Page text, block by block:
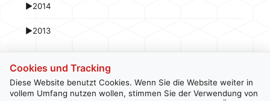
►2014
►2013
Cookies und Tracking
Diese Website benutzt Cookies. Wenn Sie die Website weiter in
vollem Umfang nutzen wollen, stimmen Sie der Verwendung von